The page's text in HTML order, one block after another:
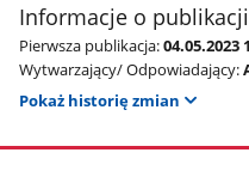
Informacje o
Pierwsza publikacja:
Wytwarzający/ Odpowiadający:
Pokaż historię zmian